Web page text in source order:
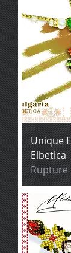
Unique
Elbetica
Rupture